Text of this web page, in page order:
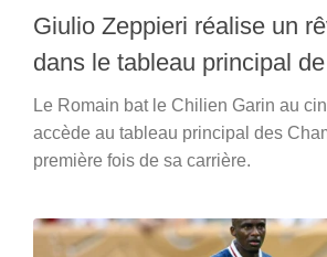
Giulio Zeppieri réalise un
dans le tableau principal
Le Romain bat le Chilien Garin au
accède au tableau principal des
première fois de sa carrière.